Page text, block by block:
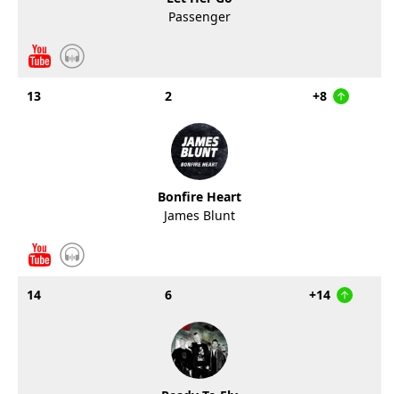
Passenger
13 2 +8
Bonfire Heart
James Blunt
14 6 +14